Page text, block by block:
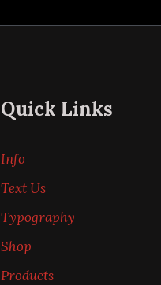
Quick Links
Info
Text Us
Typography
Shop
Products